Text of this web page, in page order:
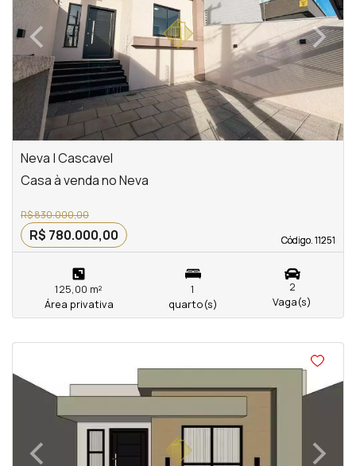
‹Previous ›
Next
Neva | Cascavel
Código. 11251
Código. 11251
Casa à venda no Neva
R$ 830.000,00
R$ 780.000,00
125,00 m²
Área privativa
1
quarto(s)
2
Vaga(s)
‹Previous ›
Next